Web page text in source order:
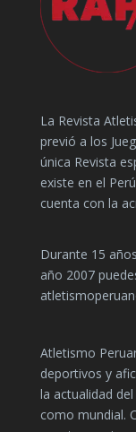
La Revista
previó a los
única Revista
existe en el
cuenta con la
Durante 15
año 2007
Atletismo
deportivos y
la actualidad
como mundial.